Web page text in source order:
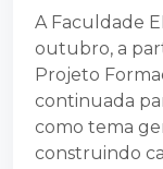
A Faculdade
outubro, a
Projeto
continuada
como tema
construindo